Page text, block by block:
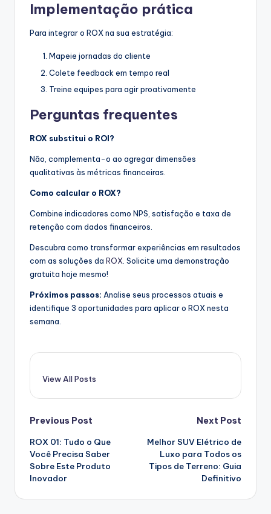
Implementação prática
Para integrar o ROX na sua estratégia:
Mapeie jornadas do cliente
Colete feedback em tempo real
Treine equipes para agir proativamente
Perguntas frequentes
ROX substitui o ROI?
Não, complementa-o ao agregar dimensões
qualitativas às métricas financeiras.
Como calcular o ROX?
Combine indicadores como NPS, satisfação e taxa de
retenção com dados financeiros.
Descubra como transformar experiências em resultados
com as soluções da ROX . Solicite uma demonstração
gratuita hoje mesmo!
Próximos passos: Analise seus processos atuais e
identifique 3 oportunidades para aplicar o ROX nesta
semana.
View All Posts
Post
navigation
Previous Post
ROX 01: Tudo o Que
Você Precisa Saber
Sobre Este Produto
Inovador
Next Post
Melhor SUV Elétrico de
Luxo para Todos os
Tipos de Terreno: Guia
Definitivo